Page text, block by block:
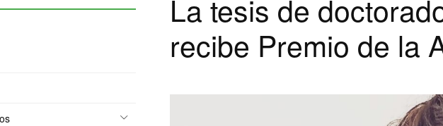
La tesis de
recibe Premio de la